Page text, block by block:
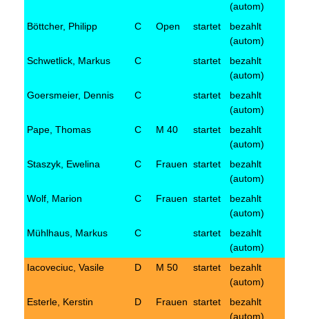
(autom)
Böttcher, Philipp
C Open startet
bezahlt
(autom)
Schwetlick, Markus
C startet
bezahlt
(autom)
Goersmeier, Dennis
C startet
bezahlt
(autom)
Pape, Thomas
C M 40 startet
bezahlt
(autom)
Staszyk, Ewelina
C Frauen startet
bezahlt
(autom)
Wolf, Marion
C Frauen startet
bezahlt
(autom)
Mühlhaus, Markus
C startet
bezahlt
(autom)
Iacoveciuc, Vasile
D M 50 startet
bezahlt
(autom)
Esterle, Kerstin
D Frauen startet
bezahlt
(autom)